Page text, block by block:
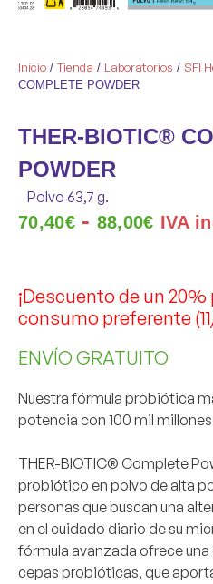
Inicio / Tienda / Laboratorios / SFI
COMPLETE POWDER
THER-BIOTIC®
POWDER
Polvo 63,7 g.
70,40€ - 88,00€ IVA
¡Descuento de un
consumo preferente
ENVÍO GRATUITO
Nuestra fórmula probiótica
potencia con 100 mil
THER-BIOTIC® Complete
probiótico en polvo de alta
personas que buscan una
en el cuidado diario de su
fórmula avanzada ofrece
cepas probióticas, que